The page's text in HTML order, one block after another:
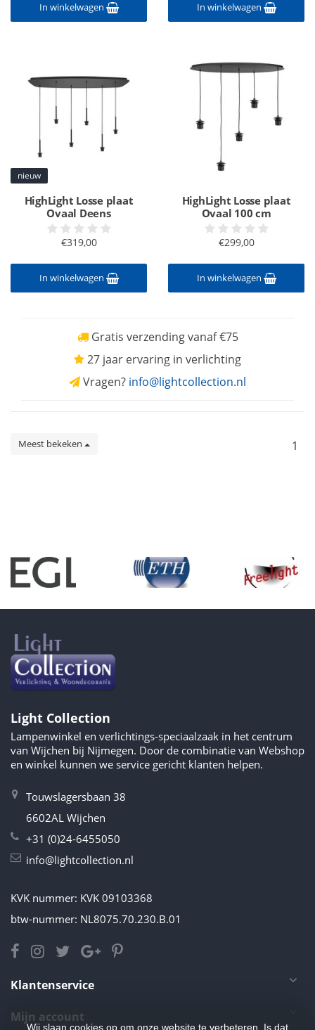
In winkelwagen In winkelwagen
nieuw
HighLight Losse plaat
Ovaal Deens
€319,00
In winkelwagen
HighLight Losse plaat
Ovaal 100 cm
€299,00
In winkelwagen
Gratis verzending vanaf €75
27 jaar ervaring in verlichting
Vragen? info@lightcollection.nl
Meest bekeken 1
Light Collection
Lampenwinkel en verlichtings-speciaalzaak in het centrum
van Wijchen bij Nijmegen. Door de combinatie van Webshop
en winkel kunnen we service gericht klanten helpen.
Touwslagersbaan 38
6602AL Wijchen
+31 (0)24-6455050
info@lightcollection.nl
KVK nummer: KVK 09103368
btw-nummer: NL8075.70.230.B.01
Klantenservice
Mijn account
Wij slaan cookies op om onze website te verbeteren. Is dat